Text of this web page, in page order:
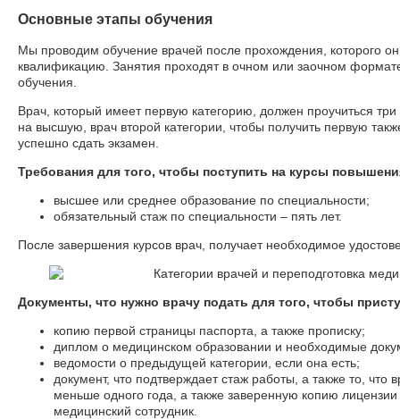
Основные этапы обучения
Мы проводим обучение врачей после прохождения, которого
квалификацию. Занятия проходят в очном или заочном
обучения.
Врач, который имеет первую категорию, должен проучиться
на высшую, врач второй категории, чтобы получить первую
успешно сдать экзамен.
Требования для того, чтобы поступить на курсы
высшее или среднее образование по специальности;
обязательный стаж по специальности – пять лет.
После завершения курсов врач, получает необходимое
Документы, что нужно врачу подать для того, чтобы
копию первой страницы паспорта, а также прописку;
диплом о медицинском образовании и необходимые
ведомости о предыдущей категории, если она есть;
документ, что подтверждает стаж работы, а также то,
меньше одного года, а также заверенную копию лицензии
медицинский сотрудник.